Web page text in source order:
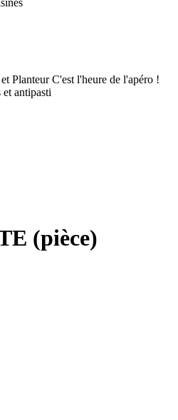
PlanteurC'est l'heure de l'apéro !
et antipasti
(pièce)